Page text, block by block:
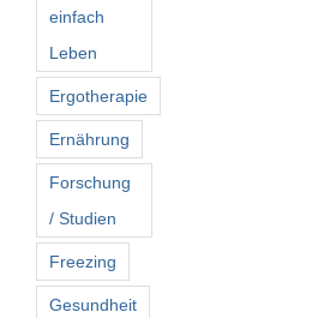
einfach
Leben
Ergotherapie
Ernährung
Forschung
/ Studien
Freezing
Gesundheit